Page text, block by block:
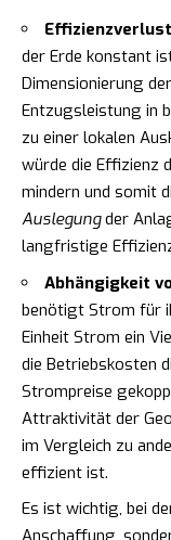
der Erde konstant
Dimensionierung
Entzugsleistung in
zu einer lokalen
würde die Effizienz
mindern und somit
Auslegungder
langfristige
Abhängigkeit
benötigt Strom für
Einheit Strom ein
die Betriebskosten
Strompreise
Attraktivität der
im Vergleich zu
effizient ist.
Es ist wichtig, bei